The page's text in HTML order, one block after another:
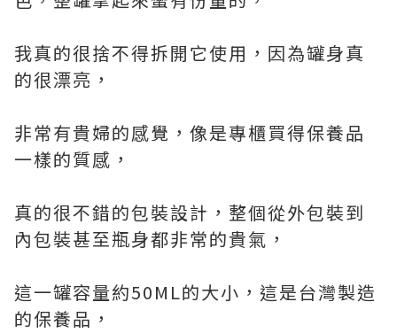
我真的很捨不得拆開它使用，因為罐身真
的很漂亮，
非常有貴婦的感覺，像是專櫃買得保養品
一樣的質感，
真的很不錯的包裝設計，整個從外包裝到
內包裝甚至瓶身都非常的貴氣，
這一罐容量約50ML的大小，這是台灣製造
的保養品，